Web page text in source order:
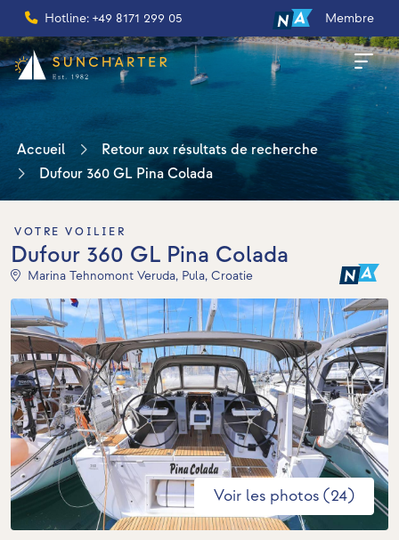
Hotline: +49 8171 299 05 Membre
Accueil
Retour aux résultats de recherche
Dufour 360 GL Pina Colada
VOTRE VOILIER
Dufour 360 GL Pina Colada
Marina Tehnomont Veruda, Pula, Croatie
Voir les photos (24)